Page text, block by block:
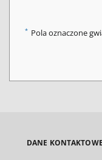
* Pola oznaczone
DANE KONTAKTOWE